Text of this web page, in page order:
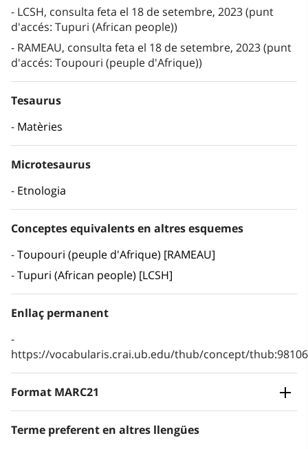
LCSH, consulta feta el 18 de setembre, 2023 (punt
d'accés: Tupuri (African people))
RAMEAU, consulta feta el 18 de setembre, 2023 (punt
d'accés: Toupouri (peuple d'Afrique))
Tesaurus
Matèries
Microtesaurus
Etnologia
Conceptes equivalents en altres esquemes
Toupouri (peuple d'Afrique) [RAMEAU]
Tupuri (African people) [LCSH]
Enllaç permanent
https://vocabularis.crai.ub.edu/thub/concept/
Format MARC21
Terme preferent en altres llengües